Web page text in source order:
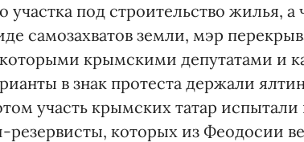
участка под строительство жилья, а
самозахватов земли, мэр
крымскими депутатами и
в знак протеста держали
участь крымских татар испытали
резервисты, которых из Феодосии